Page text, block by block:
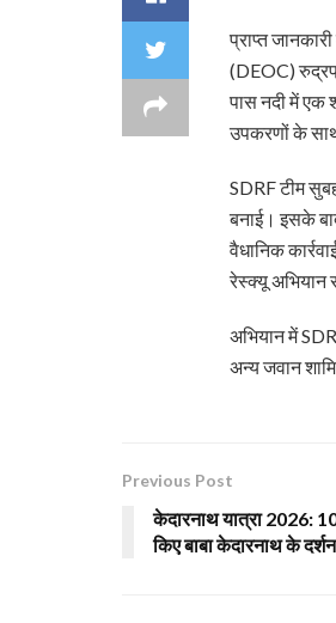
प्राप्त
(DEOC)
पास नदी में एक
उपकरणों के
SDRF टीम
बनाई। इसके
वैधानिक
रेस्क्यू
अभियान में
अन्य जवान
Previous Post
केदारनाथ यात्रा 2026:
किए बाबा केदारनाथ के दर्शन